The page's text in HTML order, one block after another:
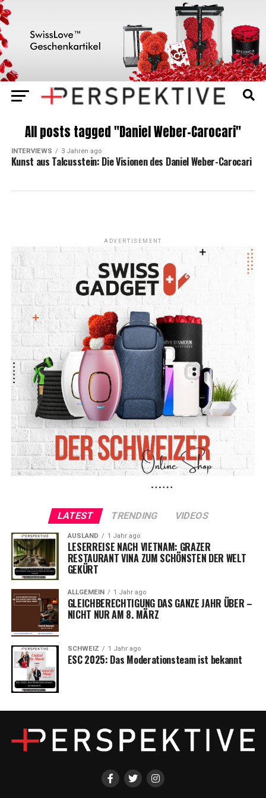
All posts tagged "Daniel Weber-Carocari"
INTERVIEWS 3 Jahren ago
Kunst aus Talcusstein: Die Visionen des Daniel Weber-Carocari
ADVERTISEMENT
LATEST TRENDING VIDEOS
AUSLAND 1 Jahr ago
LESERREISE NACH VIETNAM: GRAZER
RESTAURANT VINA ZUM SCHÖNSTEN DER WELT
GEKÜRT
ALLGEMEIN 1 Jahr ago
GLEICHBERECHTIGUNG DAS GANZE JAHR ÜBER –
NICHT NUR AM 8. MÄRZ
SCHWEIZ 1 Jahr ago
ESC 2025: Das Moderationsteam ist bekannt